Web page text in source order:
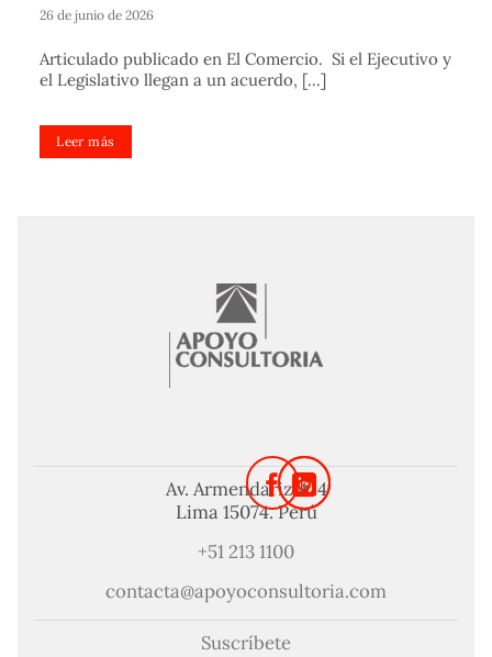
26 de junio de 2026
Articulado publicado en El Comercio. Si el Ejecutivo y
el Legislativo llegan a un acuerdo, [...]
Leer más
Av. Armendariz 424
Lima 15074. Perú
+51 213 1100
contacta@apoyoconsultoria.com
Suscríbete